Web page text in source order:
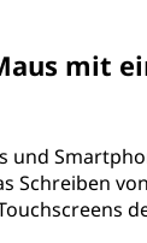
mit
und
Schreiben